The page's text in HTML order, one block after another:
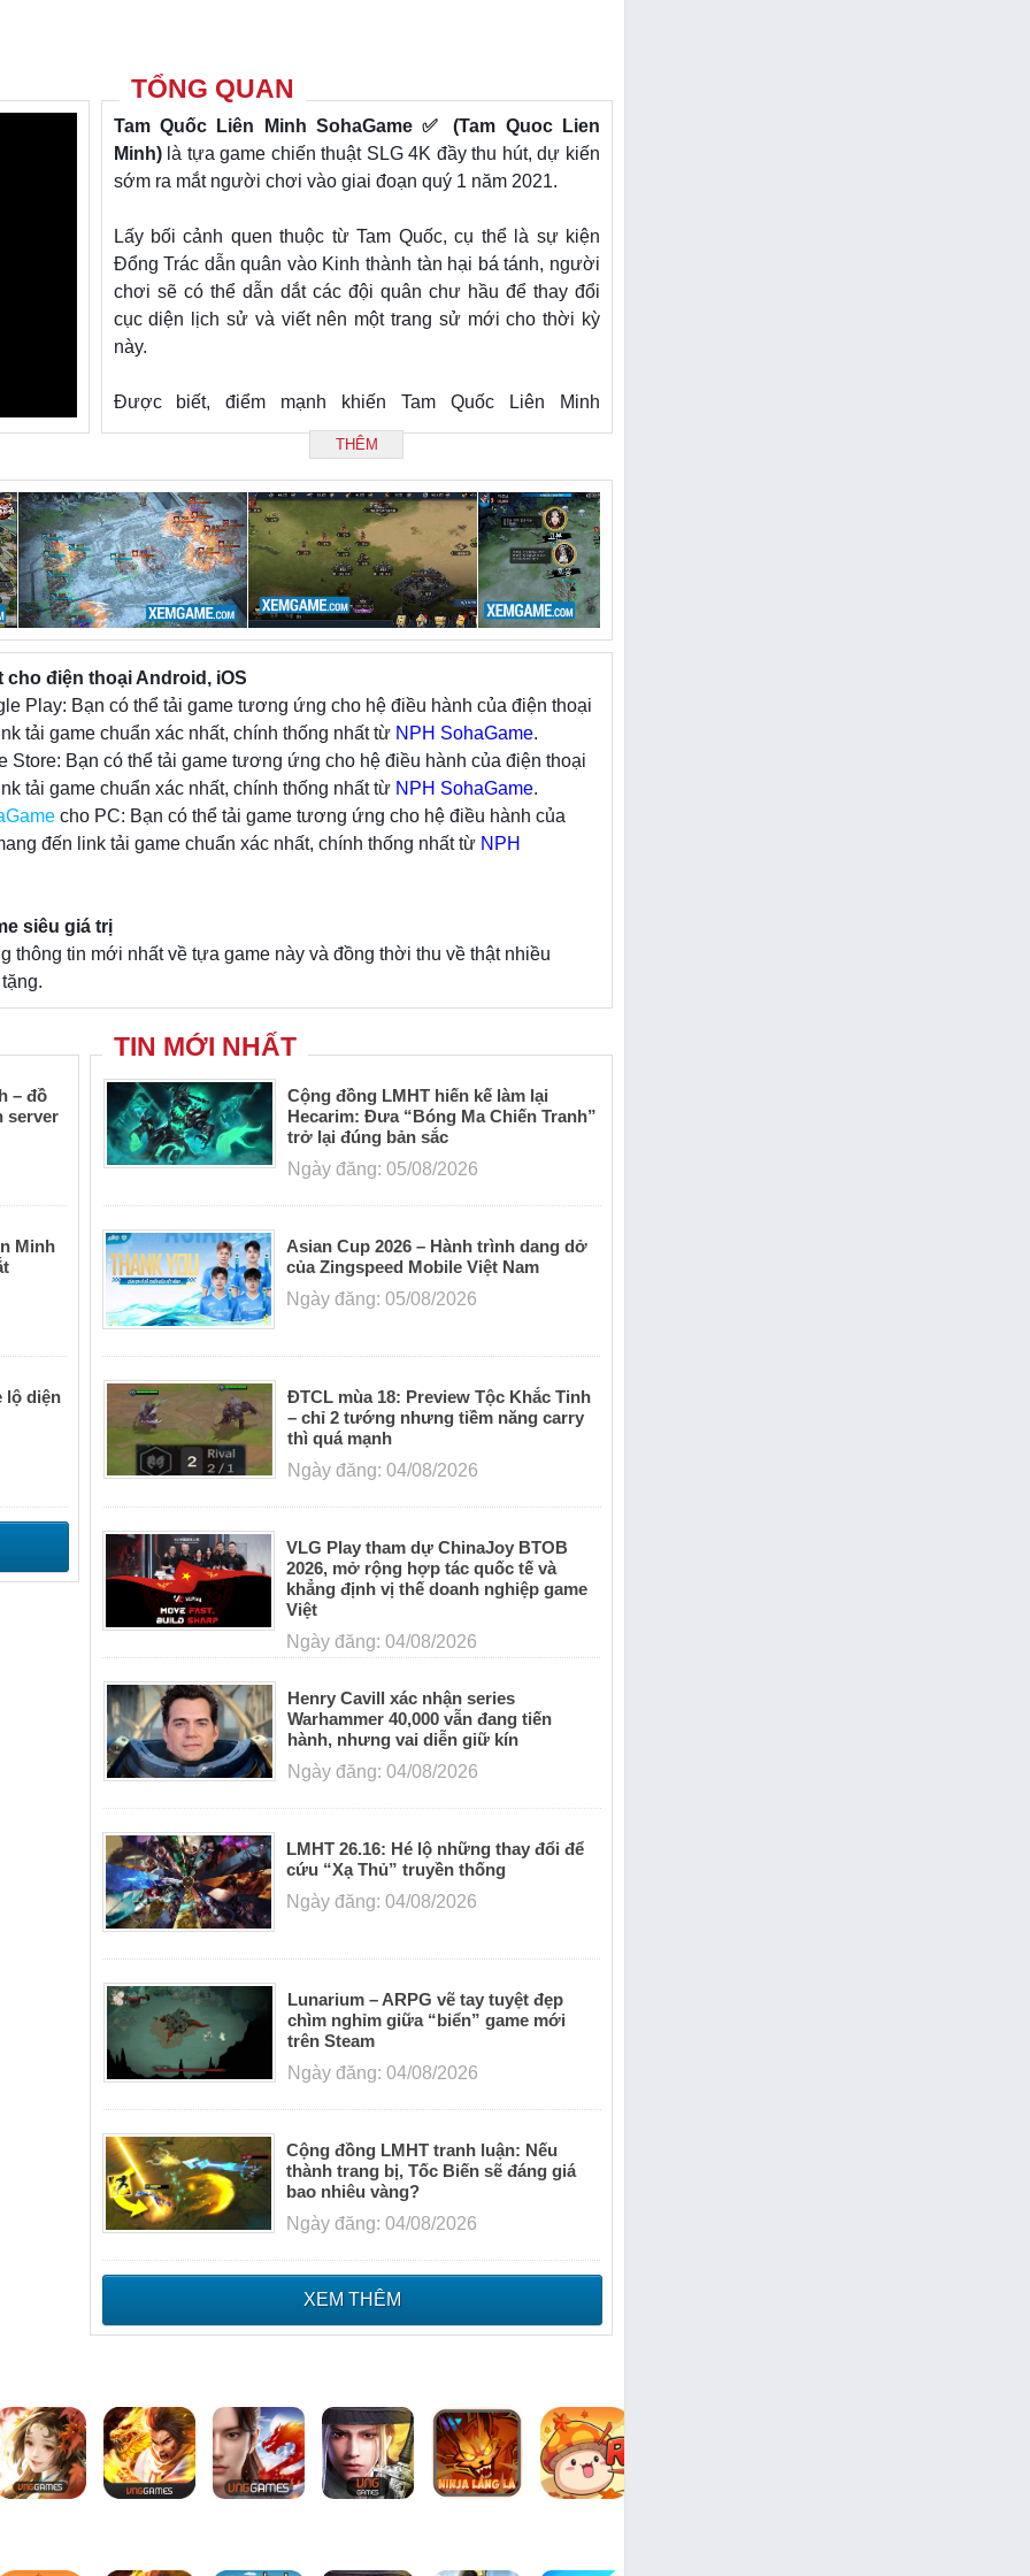
TỔNG QUAN
Tam Quốc Liên Minh SohaGame ✅ (Tam Quoc Lien
Minh)là tựa game chiến thuật SLG 4K đầy thu hút, dự kiến
sớm ra mắt người chơi vào giai đoạn quý 1 năm 2021.
Lấy bối cảnh quen thuộc từ Tam Quốc, cụ thể là sự kiện
Đổng Trác dẫn quân vào Kinh thành tàn hại bá tánh, người
chơi sẽ có thể dẫn dắt các đội quân chư hầu để thay đổi
cục diện lịch sử và viết nên một trang sử mới cho thời kỳ
này.
Được biết, điểm mạnh khiến Tam Quốc Liên Minh
SohaGame khác biệt so với các game khác cùng thể loại
chính là việc nâng tấm chất lượng lên đến 4K rõ nét đến
từng hành động. Tất cả khi kết hợp cùng các hiệu ứng
chiêu thức bắt mắt chắc chắn sẽ tạo ra những trận chiến
mãn nhãn cho game thủ.
Người chơi sẽ được tham gia vào các trận chiến đầy máu
lữa với các vị tướng và vô số chủng loại binh lính từ Tam
Quốc. Với 23 binh chủng và vô số vị tướng có thể cầm
quân được chia đều cho 4 nước Ngụy – Thục – Ngô –
người chơi sẽ cần suy nghĩ ra ra vô số kiểu chiến thuật, đội
hình khác nhau để khắc chế quân địch trên sa trường.
Trong các game chiến thuật SLG, không thể không nói đến
phần bản đồ thành chiến. Tam Quốc Liên Minh SohaGame
nâng tầm quy mô chiến trường với một bản đồ thế giới mở
Một số tính năng nổi bật của Tam Quốc Liên Minh
-Xếp trận 40 ô – phá bỏ các giới hạn chiến thuật
-Đồ họa 4K cực kì ấn tượng, chi tiết đến từng góc cạnh.
-Công thành chiếm đất, tự lập thiên hạ, xưng bá một
phương
THÊM
cho điện thoại Android, iOS
Play: Bạn có thể tải game tương ứng cho hệ điều hành của điện thoại
tải game chuẩn xác nhất, chính thống nhất từ NPH SohaGame.
Store: Bạn có thể tải game tương ứng cho hệ điều hành của điện thoại
tải game chuẩn xác nhất, chính thống nhất từ NPH SohaGame.
cho PC: Bạn có thể tải game tương ứng cho hệ điều hành của
đến link tải game chuẩn xác nhất, chính thống nhất từ NPH
siêu giá trị
thông tin mới nhất về tựa game này và đồng thời thu về thật nhiều
– đồ
server
Minh
lộ diện
TIN MỚI NHẤT
Cộng đồng LMHT hiến kế làm lại
Hecarim: Đưa “Bóng Ma Chiến Tranh”
trở lại đúng bản sắc
Ngày đăng: 05/08/2026
Asian Cup 2026 – Hành trình dang dở
của Zingspeed Mobile Việt Nam
Ngày đăng: 05/08/2026
ĐTCL mùa 18: Preview Tộc Khắc Tinh
– chỉ 2 tướng nhưng tiềm năng carry
thì quá mạnh
Ngày đăng: 04/08/2026
VLG Play tham dự ChinaJoy BTOB
2026, mở rộng hợp tác quốc tế và
khẳng định vị thế doanh nghiệp game
Việt
Ngày đăng: 04/08/2026
Henry Cavill xác nhận series
Warhammer 40,000 vẫn đang tiến
hành, nhưng vai diễn giữ kín
Ngày đăng: 04/08/2026
LMHT 26.16: Hé lộ những thay đổi để
cứu “Xạ Thủ” truyền thống
Ngày đăng: 04/08/2026
Lunarium – ARPG vẽ tay tuyệt đẹp
chìm nghỉm giữa “biển” game mới
trên Steam
Ngày đăng: 04/08/2026
Cộng đồng LMHT tranh luận: Nếu
thành trang bị, Tốc Biến sẽ đáng giá
bao nhiêu vàng?
Ngày đăng: 04/08/2026
XEM THÊM